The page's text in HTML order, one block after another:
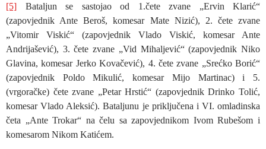
[5] Bataljun se sastojao od 1.čete zvane „Ervin Klarić“
(zapovjednik Ante Beroš, komesar Mate Nizić), 2. čete zvane
„Vitomir Viskić“ (zapovjednik Vlado Viskić, komesar Ante
Andrijašević), 3. čete zvane „Vid Mihaljević“ (zapovjednik Niko
Glavina, komesar Jerko Kovačević), 4. čete zvane „Srećko Borić“
(zapovjednik Poldo Mikulić, komesar Mijo Martinac) i 5.
(vrgoračke) čete zvane „Petar Hrstić“ (zapovjednik Drinko Tolić,
komesar Vlado Aleksić). Bataljunu je priključena i VI. omladinska
četa „Ante Trokar“ na čelu sa zapovjednikom Ivom Rubešom i
komesarom Nikom Katićem.